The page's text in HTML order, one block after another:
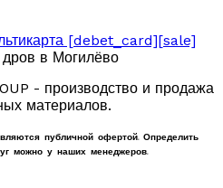
- производство и продажа
материалов.
публичной офертой. Определить
можно у наших менеджеров.